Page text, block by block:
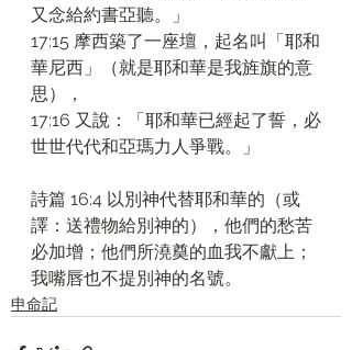
又念給約書亞聽。」
17:15 摩西築了一座壇，起名叫「耶和
華尼西」（就是耶和華是我旌旗的意
思），
17:16 又說：「耶和華已經起了誓，必
世世代代和亞瑪力人爭戰。」
詩篇 16:4 以別神代替耶和華的（或
譯：送禮物給別神的），他們的愁苦
必加增；他們所澆奠的血我不獻上；
我嘴唇也不提別神的名號。
申命記